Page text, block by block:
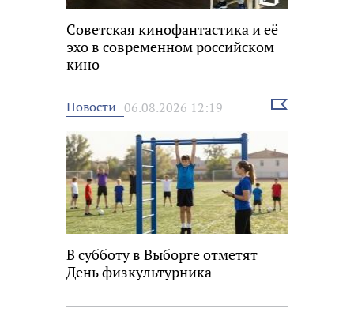
Советская кинофантастика и её
эхо в современном российском
кино
Новости 06.08.2026 12:19
Выбрать
В субботу в Выборге отметят
День физкультурника